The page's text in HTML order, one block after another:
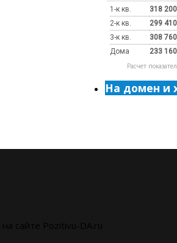
1-к кв. 318 200
2-к кв. 299 410
3-к кв. 308 760
Дома 233 160
Расчет
На домен и